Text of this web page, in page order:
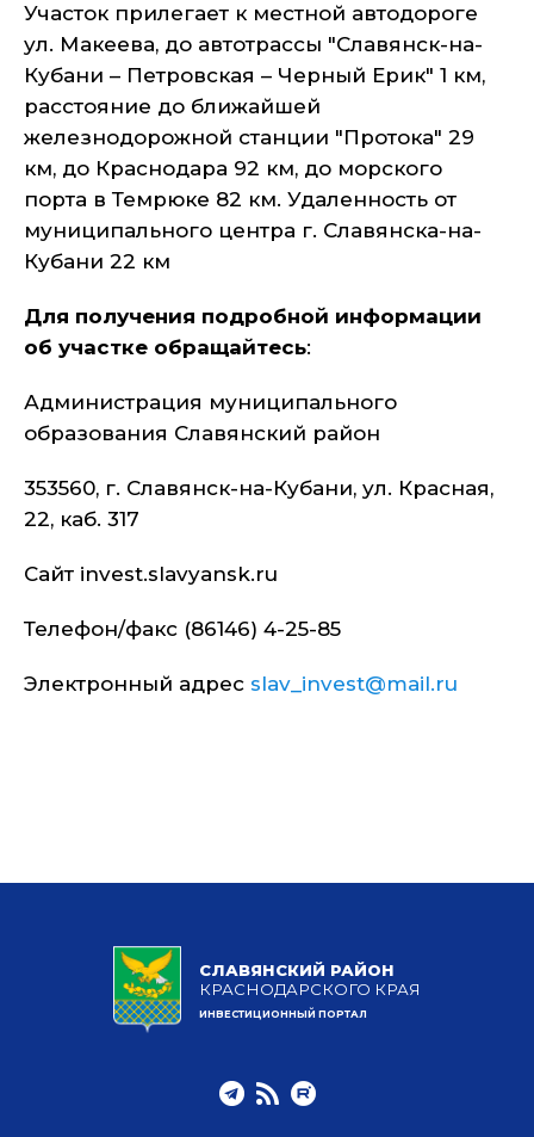
Участок прилегает к местной автодороге
ул. Макеева, до автотрассы "Славянск-на-
Кубани – Петровская – Черный Ерик" 1 км,
расстояние до ближайшей
железнодорожной станции "Протока" 29
км, до Краснодара 92 км, до морского
порта в Темрюке 82 км. Удаленность от
муниципального центра г. Славянска-на-
Кубани 22 км
Для получения подробной информации
об участке обращайтесь:
Администрация муниципального
образования Славянский район
353560, г. Славянск-на-Кубани, ул. Красная,
22, каб. 317
Сайт invest.slavyansk.ru
Телефон/факс (86146) 4-25-85
Электронный адрес slav_invest@mail.ru
СЛАВЯНСКИЙ РАЙОН
КРАСНОДАРСКОГО КРАЯ
ИНВЕСТИЦИОННЫЙ ПОРТАЛ